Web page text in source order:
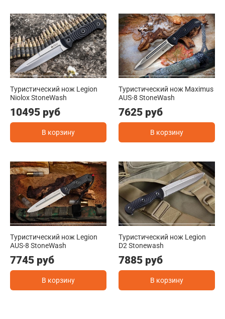
Туристический нож Legion
Niolox StoneWash
10495 руб
В корзину
Туристический нож Maximus
AUS-8 StoneWash
7625 руб
В корзину
Туристический нож Legion
AUS-8 StoneWash
7745 руб
В корзину
Туристический нож Legion
D2 Stonewash
7885 руб
В корзину